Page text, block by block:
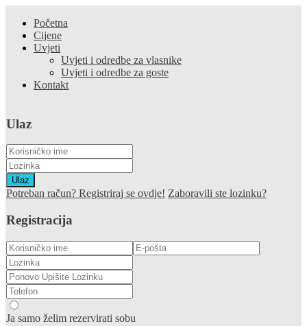
Početna
Cijene
Uvjeti
Uvjeti i odredbe za vlasnike
Uvjeti i odredbe za goste
Kontakt
Ulaz
Ulaz
Potreban račun? Registriraj se ovdje! Zaboravili ste lozinku?
Registracija
Ja samo želim rezervirati sobu